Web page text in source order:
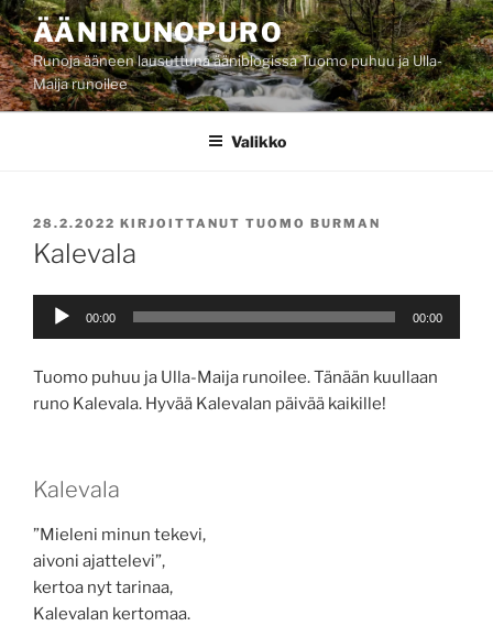
Siirry
sisältöönÄÄNIRUNOPURO
Runoja ääneen lausuttuna ääniblogissa Tuomo puhuu ja Ulla-
Maija runoilee
Valikko
JULKAISTU
28.2.2022 KIRJOITTANUT TUOMO BURMAN
Kalevala
Äänitoistin
00:00 00:00
Tuomo puhuu ja Ulla-Maija runoilee. Tänään kuullaan
runo Kalevala. Hyvää Kalevalan päivää kaikille!
Kalevala
”Mieleni minun tekevi,
aivoni ajattelevi”,
kertoa nyt tarinaa,
Kalevalan kertomaa.